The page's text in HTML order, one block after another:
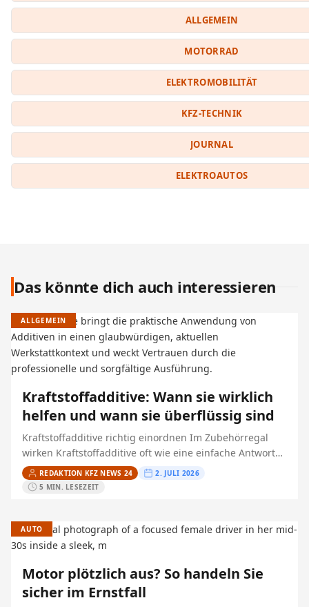
ALLGEMEIN
MOTORRAD
ELEKTROMOBILITÄT
KFZ-TECHNIK
JOURNAL
ELEKTROAUTOS
Das könnte dich auch interessieren
ALLGEMEIN
Kraftstoffadditive: Wann sie wirklich
helfen und wann sie überflüssig sind
Kraftstoffadditive richtig einordnen Im Zubehörregal
wirken Kraftstoffadditive oft wie eine einfache Antwort
auf Ruckeln, Startprobleme oder angeblich zu hohen
Verbrauch. In der Praxis helfen sie…
REDAKTION KFZ NEWS 24
2. JULI 2026
5 MIN. LESEZEIT
AUTO
Motor plötzlich aus? So handeln Sie
sicher im Ernstfall